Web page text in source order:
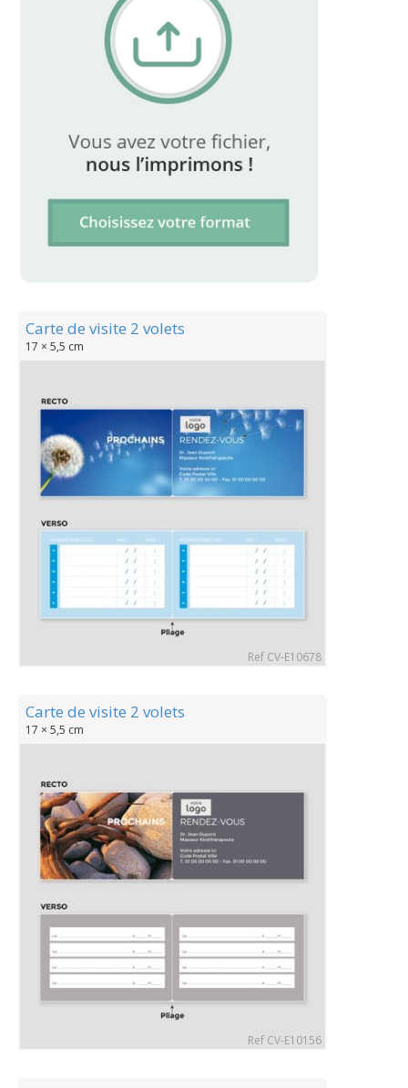
Carte de visite 2 volets
17 × 5,5 cm
Ref CV-E10678
Carte de visite 2 volets
17 × 5,5 cm
Ref CV-E10156